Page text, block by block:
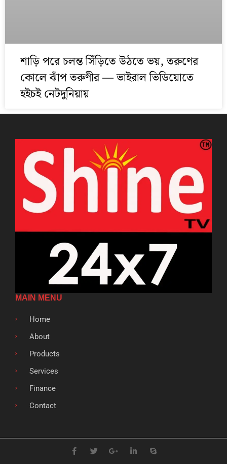
শাড়ি পরে চলন্ত সিঁড়িতে উঠতে ভয়, তরুণের
কোলে ঝাঁপ তরুণীর — ভাইরাল ভিডিয়োতে
হইচই নেটদুনিয়ায়
MAIN MENU
Home
About
Products
Services
Finance
Contact
F
a
c
T
w
i
G
o
o
L
i
n
S
k
y